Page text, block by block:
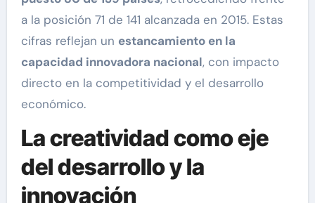
a la posición 71 de 141 alcanzada en 2015. Estas
cifras reflejan un estancamiento en la
capacidad innovadora nacional, con impacto
directo en la competitividad y el desarrollo
económico.
La creatividad como eje
del desarrollo y la
innovación